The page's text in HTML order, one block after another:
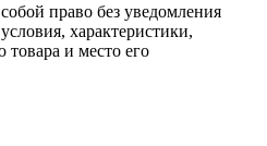
право без уведомления
характеристики,
и место его